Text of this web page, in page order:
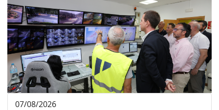
07/08/2026